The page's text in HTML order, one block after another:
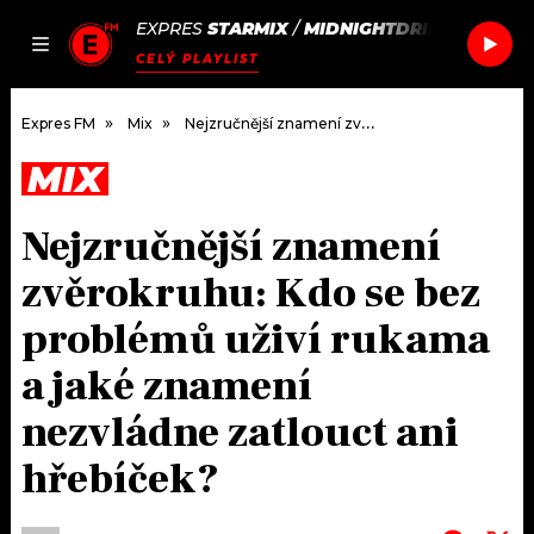
JAK
SEZNAM.CZ
EXPRES STARMIX/MIDNIGHTDRIP
CELÝ PLAYLIST
DOMŮ
ČLÁNKY
HUDBA
ROZHOVORY
#NEBUDUDOMA
PODCASTY
JAK NALADIT
RÁDIO
APLIKACE
SOUTĚŽE
Expres FM Mix Nejzručnější znamení zvěrokruhu: Kdo se bez problémů uživí rukama a jaké znamení nezvládne zatlouct ani hřebíček?
MIX
Nejzručnější znamení
zvěrokruhu: Kdo se bez
problémů uživí rukama
a jaké znamení
nezvládne zatlouct ani
hřebíček?